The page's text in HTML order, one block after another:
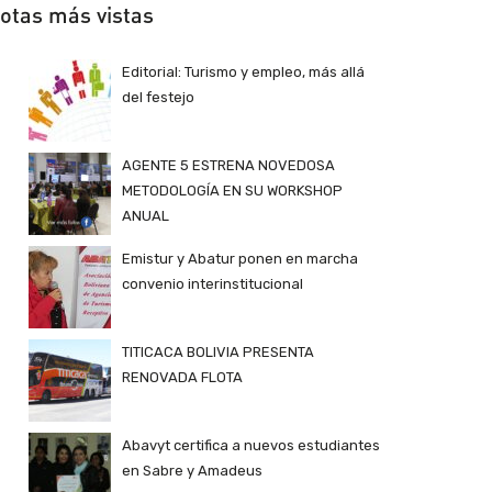
más vistas
Editorial: Turismo y empleo, más allá
del festejo
AGENTE 5 ESTRENA NOVEDOSA
METODOLOGÍA EN SU WORKSHOP
ANUAL
Emistur y Abatur ponen en marcha
convenio interinstitucional
TITICACA BOLIVIA PRESENTA
RENOVADA FLOTA
Abavyt certifica a nuevos estudiantes
en Sabre y Amadeus